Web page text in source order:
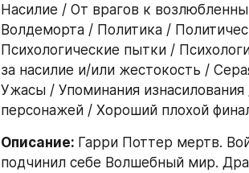
Насилие / От врагов к
Волдеморта / Политика /
Психологические пытки /
за насилие и/или жестокость /
Ужасы / Упоминания
персонажей / Хороший плохой
Описание: Гарри Поттер мертв.
подчинил себе Волшебный мир.